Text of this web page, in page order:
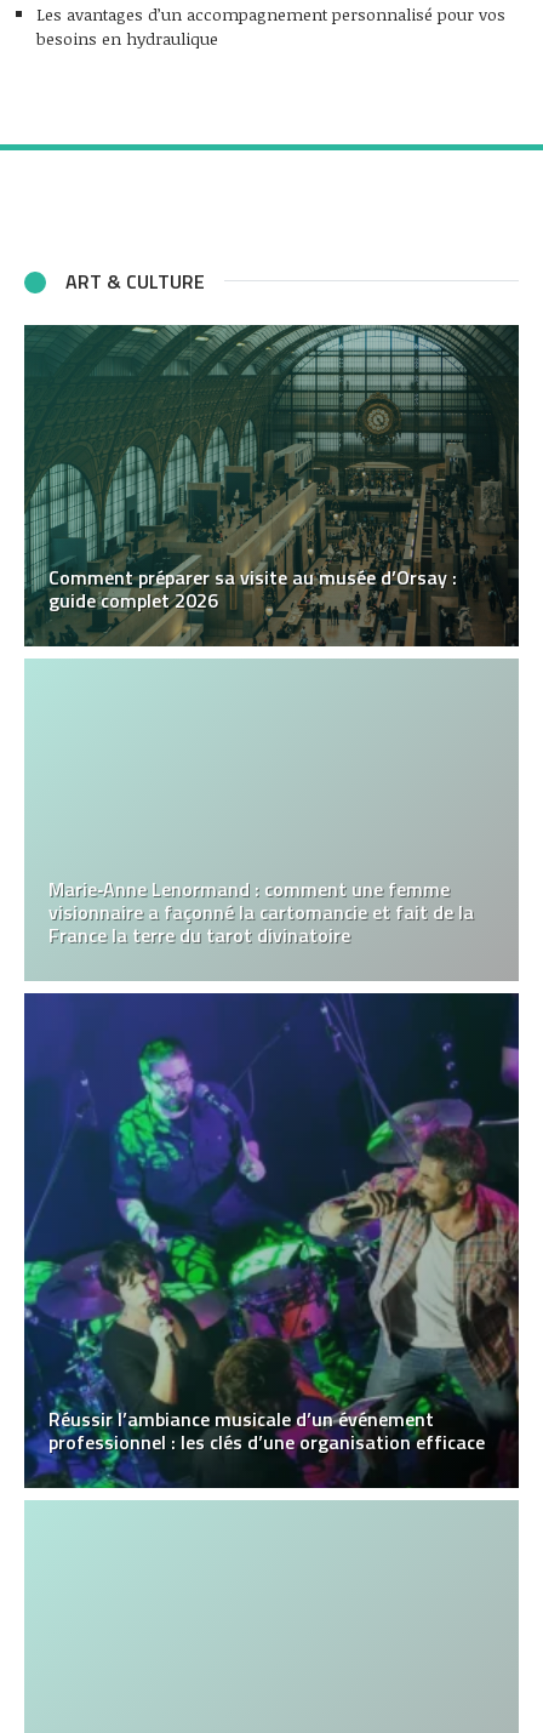
Les avantages d’un accompagnement personnalisé pour vos
besoins en hydraulique
ART & CULTURE
Comment préparer sa visite au musée d’Orsay :
guide complet 2026
Marie‑Anne Lenormand : comment une femme
visionnaire a façonné la cartomancie et fait de la
France la terre du tarot divinatoire
Réussir l’ambiance musicale d’un événement
professionnel : les clés d’une organisation efficace